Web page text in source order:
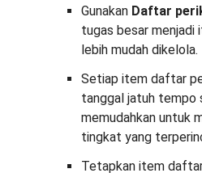
Gunakan Daftar
tugas besar menjadi
lebih mudah dikelola.
Setiap item daftar
tanggal jatuh tempo
memudahkan untuk
tingkat yang
Tetapkan item